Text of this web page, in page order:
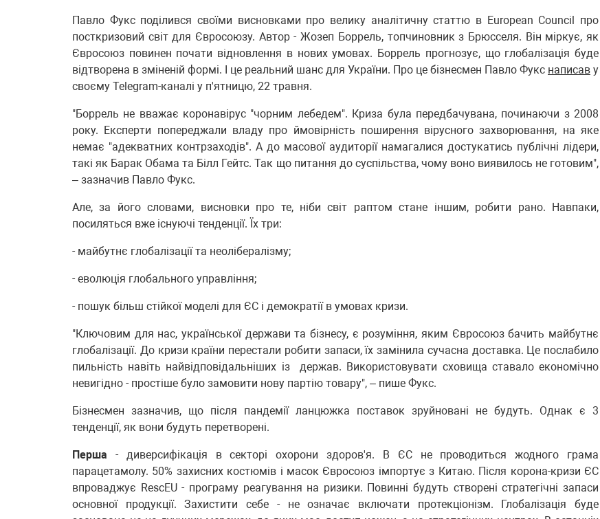
Павло Фукс поділився своїми висновками про велику аналітичну статтю в European Council про
посткризовий світ для Євросоюзу. Автор - Жозеп Боррель, топчиновник з Брюсселя. Він міркує, як
Євросоюз повинен почати відновлення в нових умовах. Боррель прогнозує, що глобалізація буде
відтворена в зміненій формі. І це реальний шанс для України. Про це бізнесмен Павло Фукс написав у
своєму Telegram-каналі у п'ятницю, 22 травня.
"Боррель не вважає коронавірус "чорним лебедем". Криза була передбачувана, починаючи з 2008
року. Експерти попереджали владу про ймовірність поширення вірусного захворювання, на яке
немає "адекватних контрзаходів". А до масової аудиторії намагалися достукатись публічні лідери,
такі як Барак Обама та Білл Гейтс. Так що питання до суспільства, чому воно виявилось не готовим",
– зазначив Павло Фукс.
Але, за його словами, висновки про те, ніби світ раптом стане іншим, робити рано. Навпаки,
посиляться вже існуючі тенденції. Їх три:
- майбутнє глобалізації та неолібералізму;
- еволюція глобального управління;
- пошук більш стійкої моделі для ЄС і демократії в умовах кризи.
"Ключовим для нас, української держави та бізнесу, є розуміння, яким Євросоюз бачить майбутнє
глобалізації. До кризи країни перестали робити запаси, їх замінила сучасна доставка. Це послабило
пильність навіть найвідповідальніших із держав. Використовувати сховища ставало економічно
невигідно - простіше було замовити нову партію товару", – пише Фукс.
Бізнесмен зазначив, що після пандемії ланцюжка поставок зруйновані не будуть. Однак є 3
тенденції, як вони будуть перетворені.
Перша - диверсифікація в секторі охорони здоров'я. В ЄС не проводиться жодного грама
парацетамолу. 50% захисних костюмів і масок Євросоюз імпортує з Китаю. Після корона-кризи ЄС
впроваджує RescEU - програму реагування на ризики. Повинні будуть створені стратегічні запаси
основної продукції. Захистити себе - не означає включати протекціонізм. Глобалізація буде